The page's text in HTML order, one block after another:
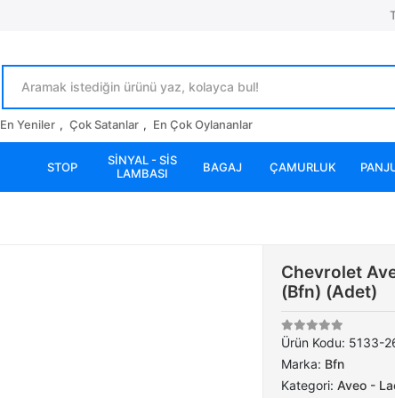
En Yeniler , Çok Satanlar , En Çok Oylananlar
STOP
SİNYAL - SİS
LAMBASI
BAGAJ ÇAMURLUK
Chevrolet
(Bfn) (Adet)
Ürün Kodu: 5133-
Marka: Bfn
Kategori: Aveo -